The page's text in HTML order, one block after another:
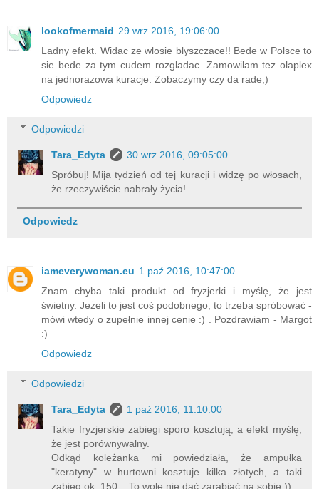
lookofmermaid 29 wrz 2016, 19:06:00
Ladny efekt. Widac ze wlosie blyszczace!! Bede w Polsce to
sie bede za tym cudem rozgladac. Zamowilam tez olaplex
na jednorazowa kuracje. Zobaczymy czy da rade;)
Odpowiedz
Odpowiedzi
Tara_Edyta
30 wrz 2016, 09:05:00
Spróbuj! Mija tydzień od tej kuracji i widzę po włosach,
że rzeczywiście nabrały życia!
Odpowiedz
iameverywoman.eu 1 paź 2016, 10:47:00
Znam chyba taki produkt od fryzjerki i myślę, że jest
świetny. Jeżeli to jest coś podobnego, to trzeba spróbować -
mówi wtedy o zupełnie innej cenie :) . Pozdrawiam - Margot
:)
Odpowiedz
Odpowiedzi
Tara_Edyta
1 paź 2016, 11:10:00
Takie fryzjerskie zabiegi sporo kosztują, a efekt myślę,
że jest porównywalny.
Odkąd koleżanka mi powiedziała, że ampułka
"keratyny" w hurtowni kosztuje kilka złotych, a taki
zabieg ok. 150... To wolę nie dać zarabiać na sobie;))